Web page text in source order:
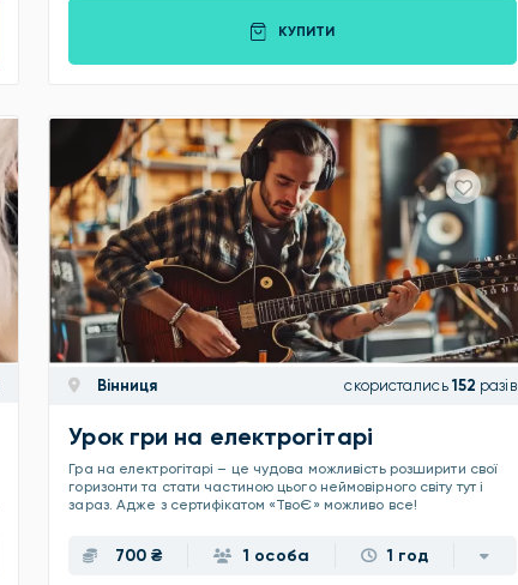
КУПИТИ
Вінниця скористались 152 разів
Урок гри на електрогітарі
Гра на електрогітарі – це чудова можливість розширити свої
горизонти та стати частиною цього неймовірного світу тут і
зараз. Адже з сертифікатом «ТвоЄ» можливо все!
700 ₴ 1 особа 1 год